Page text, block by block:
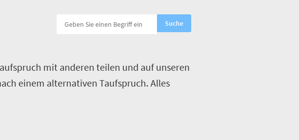
mit anderen teilen und auf unseren
einem alternativen Taufspruch. Alles